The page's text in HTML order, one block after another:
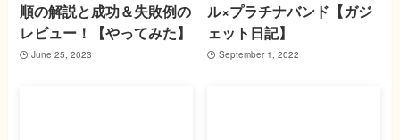
順の解説と成功＆失敗例の
レビュー！【やってみた】
June 25, 2023
ル×プラチナバンド【ガジ
ェット日記】
September 1, 2022